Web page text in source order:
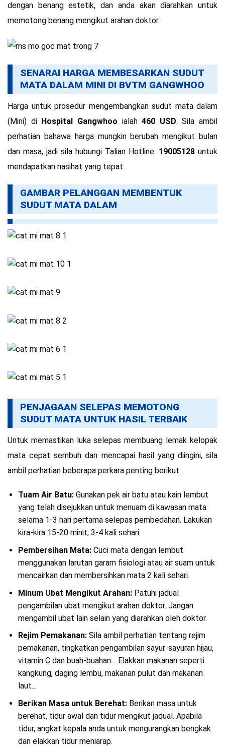
dengan benang estetik, dan anda akan diarahkan untuk
memotong benang mengikut arahan doktor.
SENARAI HARGA MEMBESARKAN SUDUT
MATA DALAM MINI DI BVTM GANGWHOO
Harga untuk prosedur mengembangkan sudut mata dalam
(Mini) di Hospital Gangwhoo ialah460 USD. Sila ambil
perhatian bahawa harga mungkin berubah mengikut bulan
dan masa, jadi sila hubungi Talian Hotline: 19005128 untuk
mendapatkan nasihat yang tepat.
GAMBAR PELANGGAN MEMBENTUK
SUDUT MATA DALAM
PENJAGAAN SELEPAS MEMOTONG
SUDUT MATA UNTUK HASIL TERBAIK
Untuk memastikan luka selepas membuang lemak kelopak
mata cepat sembuh dan mencapai hasil yang diingini, sila
ambil perhatian beberapa perkara penting berikut:
Tuam Air Batu:Gunakan pek air batu atau kain lembut
yang telah disejukkan untuk menuam di kawasan mata
selama 1-3 hari pertama selepas pembedahan. Lakukan
kira-kira 15-20 minit, 3-4 kali sehari.
Pembersihan Mata:Cuci mata dengan lembut
menggunakan larutan garam fisiologi atau air suam untuk
mencairkan dan membersihkan mata 2 kali sehari.
Minum Ubat Mengikut Arahan:Patuhi jadual
pengambilan ubat mengikut arahan doktor. Jangan
mengambil ubat lain selain yang diarahkan oleh doktor.
Rejim Pemakanan:Sila ambil perhatian tentang rejim
pemakanan, tingkatkan pengambilan sayur-sayuran hijau,
vitamin C dan buah-buahan… Elakkan makanan seperti
kangkung, daging lembu, makanan pulut dan makanan
laut…
Berikan Masa untuk Berehat:Berikan masa untuk
berehat, tidur awal dan tidur mengikut jadual. Apabila
tidur, angkat kepala anda untuk mengurangkan bengkak
dan elakkan tidur meniarap.